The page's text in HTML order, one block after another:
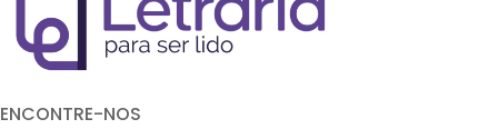
ENCONTRE-NOS